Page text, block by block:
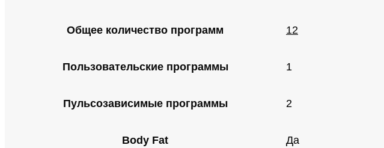
Общее количество программ 12
Пользовательские программы 1
Пульсозависимые программы 2
Body Fat Да